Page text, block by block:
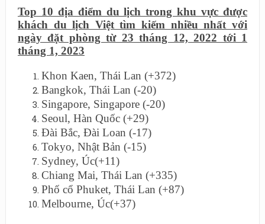
Top 10 địa điểm du lịch trong khu vực được
khách du lịch Việt tìm kiếm nhiều nhất với
ngày đặt phòng từ 23 tháng 12, 2022 tới 1
tháng 1, 2023
Khon Kaen, Thái Lan (+372)
Bangkok, Thái Lan (-20)
Singapore, Singapore (-20)
Seoul, Hàn Quốc (+29)
Đài Bắc, Đài Loan (-17)
Tokyo, Nhật Bản (-15)
Sydney, Úc(+11)
Chiang Mai, Thái Lan (+335)
Phố cổ Phuket, Thái Lan (+87)
Melbourne, Úc(+37)